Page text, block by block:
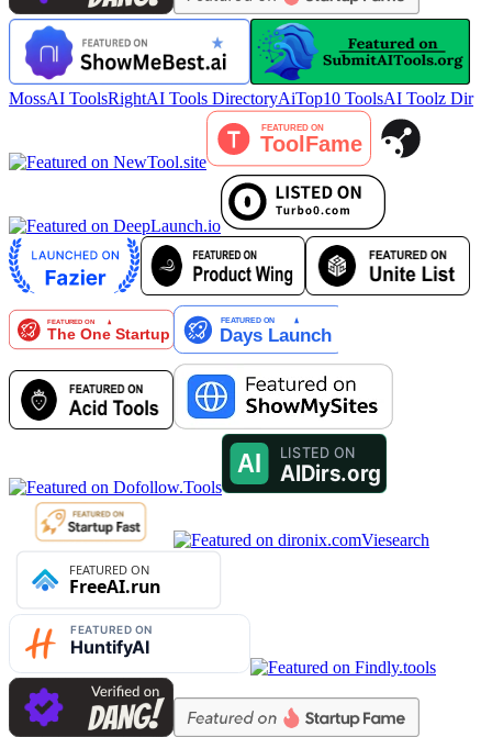
MossAI ToolsRightAI Tools DirectoryAiTop10 ToolsAI Toolz Dir
Viesearch